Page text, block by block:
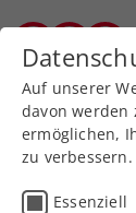
Auf unserer
davon werden
ermöglichen,
zu verbessern.
Essenziell